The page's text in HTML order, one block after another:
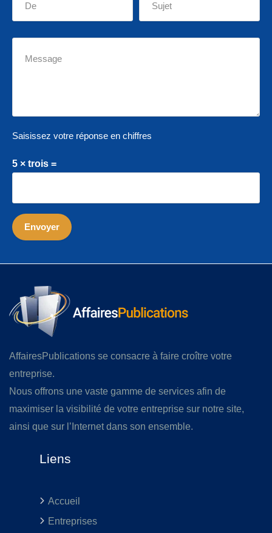
Saisissez votre réponse en chiffres
5 × trois =
AffairesPublications se consacre à faire croître votre
entreprise.
Nous offrons une vaste gamme de services afin de
maximiser la visibilité de votre entreprise sur notre site,
ainsi que sur l’Internet dans son ensemble.
Liens
Accueil
Entreprises